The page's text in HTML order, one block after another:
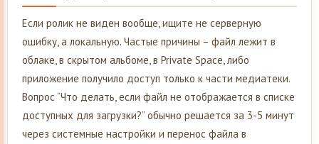
Если ролик не виден вообще, ищите не серверную
ошибку, а локальную. Частые причины – файл лежит в
облаке, в скрытом альбоме, в Private Space, либо
приложение получило доступ только к части медиатеки.
Вопрос “Что делать, если файл не отображается в списке
доступных для загрузки?” обычно решается за 3-5 минут
через системные настройки и перенос файла в